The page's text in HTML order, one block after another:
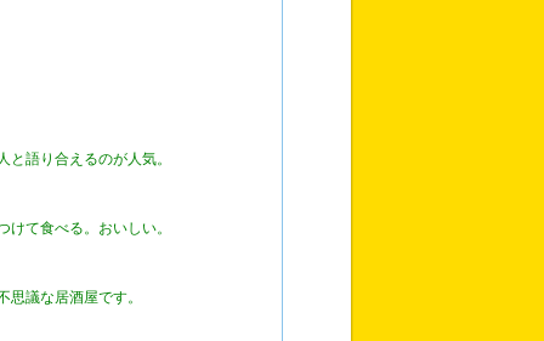
語り合えるのが人気。
て食べる。おいしい。
議な居酒屋です。